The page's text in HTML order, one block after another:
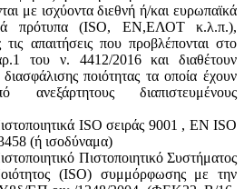
με ισχύοντα διεθνή ή/και ευρωπαϊκά
πρότυπα (ISO, ΕΝ,ΕΛΟΤ κ.λ.π.),
απαιτήσεις που προβλέπονται στο
του ν. 4412/2016 και διαθέτουν
διασφάλισης ποιότητας τα οποία έχουν
ανεξάρτητους διαπιστευμένους
ISO σειράς 9001 , ΕΝ ISO
(ή ισοδύναμα)
Πιστοποιητικό Συστήματος
(ISO) συμμόρφωσης με την